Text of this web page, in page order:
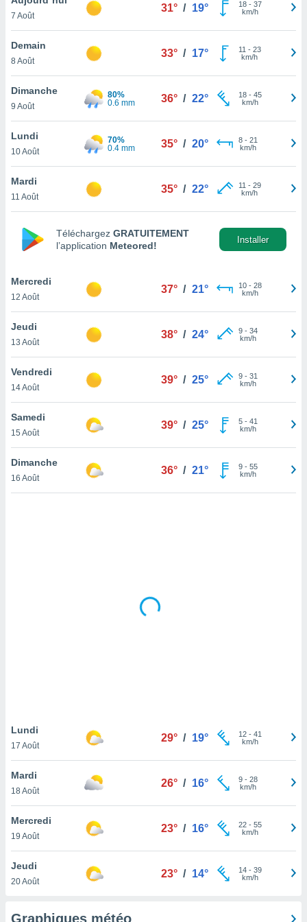
et
»,
au
vous
qu'ils
ou
le
ainsi
un
la
du
votre
à
en
le
notre
que
et que
7 Août
31° / 19° 18- 37
km/h
Demain
8 Août
33° / 17° 11 - 23
km/h
Dimanche
9 Août
80%
0.6 mm
36° / 22° 18- 45
km/h
Lundi
10 Août
70%
0.4 mm
35° / 20° 8- 21
km/h
Mardi
11 Août
35° / 22° 11 - 29
km/h
Téléchargez GRATUITEMENT
l’application Meteored!
Installer
Mercredi
12 Août
37° / 21° 10- 28
km/h
Jeudi
13 Août
38° / 24° 9- 34
km/h
Vendredi
14 Août
39° / 25° 9- 31
km/h
Samedi
15 Août
39° / 25° 5- 41
km/h
Dimanche
16 Août
36° / 21° 9- 55
km/h
Lundi
17 Août
29° / 19° 12- 41
km/h
Mardi
18 Août
26° / 16° 9- 28
km/h
Mercredi
19 Août
23° / 16° 22- 55
km/h
Jeudi
20 Août
23° / 14° 14- 39
km/h
Graphiques météo